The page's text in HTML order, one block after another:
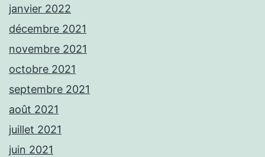
janvier 2022
décembre 2021
novembre 2021
octobre 2021
septembre 2021
août 2021
juillet 2021
juin 2021